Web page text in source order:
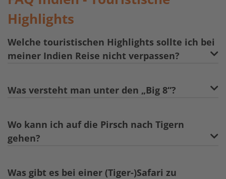
Highlights
Welche touristischen Highlights sollte ich bei
meiner Indien Reise nicht verpassen?
Was versteht man unter den „Big 8“?
Wo kann ich auf die Pirsch nach Tigern
gehen?
Was gibt es bei einer (Tiger-)Safari zu